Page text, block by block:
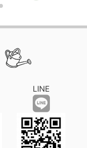
LINE